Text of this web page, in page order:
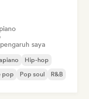
saya
Hip-hop
pop Pop soul R&B